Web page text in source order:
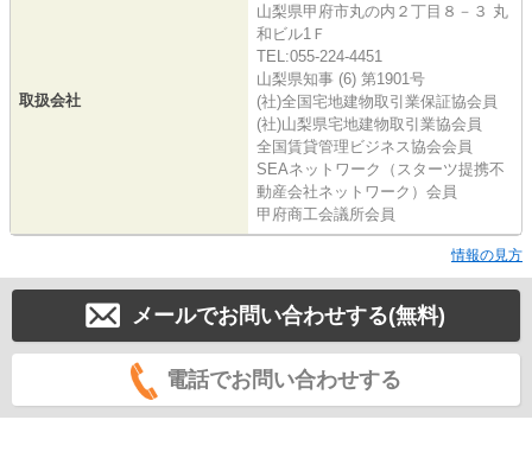
取扱会社
山梨県甲府市丸の内２丁目８－３ 丸
和ビル1Ｆ
TEL:055-224-4451
山梨県知事 (6) 第1901号
(社)全国宅地建物取引業保証協会員
(社)山梨県宅地建物取引業協会員
全国賃貸管理ビジネス協会会員
SEAネットワーク（スターツ提携不
動産会社ネットワーク）会員
甲府商工会議所会員
情報の見方
メールでお問い合わせする(無料)
電話でお問い合わせする